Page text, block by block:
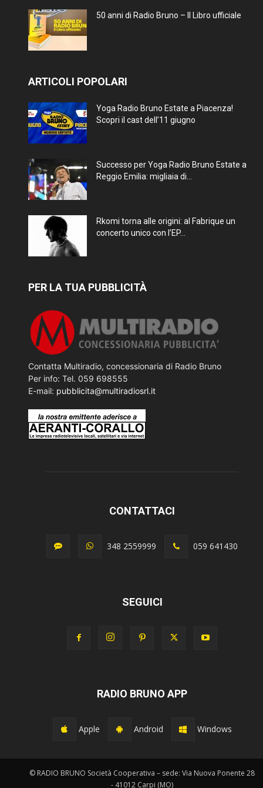
50 anni di Radio Bruno – Il Libro ufficiale
ARTICOLI POPOLARI
Yoga Radio Bruno Estate a Piacenza!
Scopri il cast dell’11 giugno
Successo per Yoga Radio Bruno Estate a
Reggio Emilia: migliaia di...
Rkomi torna alle origini: al Fabrique un
concerto unico con l’EP...
PER LA TUA PUBBLICITÀ
Contatta Multiradio, concessionaria di Radio Bruno
Per info: Tel. 059 698555
E-mail: pubblicita@multiradiosrl.it
CONTATTACI
348 2559999 059 641430
SEGUICI
RADIO BRUNO APP
Apple Android Windows
© RADIO BRUNO Società Cooperativa – sede: Via Nuova Ponente 28
- 41012 Carpi (MO)